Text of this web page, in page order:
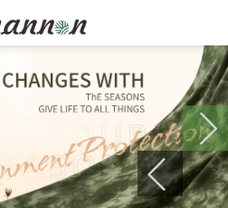
Previous
Next